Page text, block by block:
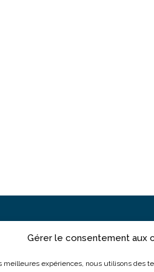
Gérer le consentement aux
meilleures expériences, nous utilisons des
5 rue du Colonel